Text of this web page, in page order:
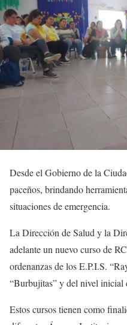
Desde el Gobierno de la
paceños, brindando
situaciones de emergencia.
La Dirección de Salud y la
adelante un nuevo curso de
ordenanzas de los E.P.I.S.
“Burbujitas” y del nivel inicial
Estos cursos tienen como